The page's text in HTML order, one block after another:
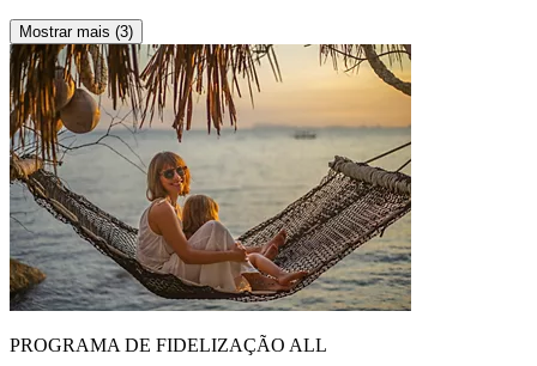
Mostrar mais (3)
PROGRAMA DE FIDELIZAÇÃO ALL